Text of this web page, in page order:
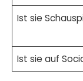
Ist sie
Ist sie auf